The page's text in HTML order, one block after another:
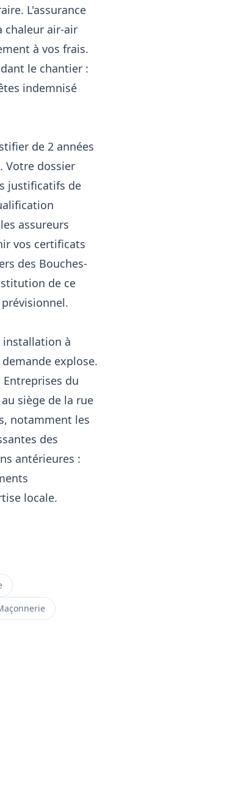
L'assurance
chaleur air-air
à vos frais.
le chantier :
indemnisé
de 2 années
Votre dossier
justificatifs de
assureurs
vos certificats
des Bouches-
de ce
installation à
explose.
Entreprises du
siège de la rue
notamment les
des
antérieures :
locale.